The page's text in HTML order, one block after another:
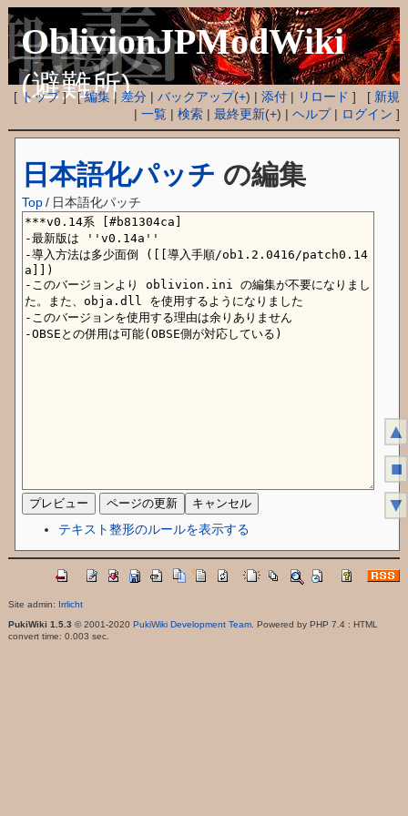
OblivionJPModWiki
(避難所)
[ トップ] [編集| 差分 |バックアップ(+) |添付 | リロード ] [ 新規
|一覧 |検索 |最終更新(+) |ヘルプ| ログイン ]
日本語化パッチ の編集
Top / 日本語化パッチ
テキスト整形のルールを表示する
Site admin: Irrlicht
PukiWiki 1.5.3 © 2001-2020 PukiWiki Development Team. Powered by PHP 7.4 : HTML
convert time: 0.003 sec.
▲
■
▼